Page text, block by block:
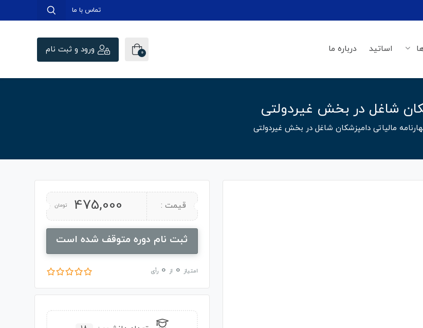
تماس با ما
اساتید درباره ما 0 ورود و ثبت نام
شاغل در بخش غیردولتی
مالیاتی دامپزشکان شاغل در بخش غیردولتی
قیمت : 475,000 تومان
ثبت نام دوره متوقف شده است
امتیاز 0 از 0 رأی